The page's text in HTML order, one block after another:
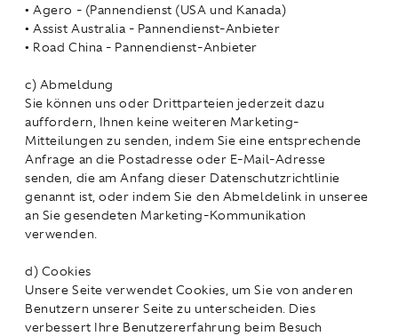
• Agero - (Pannendienst (USA und Kanada)
• Assist Australia - Pannendienst-Anbieter
• Road China - Pannendienst-Anbieter
c) Abmeldung
Sie können uns oder Drittparteien jederzeit dazu
auffordern, Ihnen keine weiteren Marketing-
Mitteilungen zu senden, indem Sie eine entsprechende
Anfrage an die Postadresse oder E-Mail-Adresse
senden, die am Anfang dieser Datenschutzrichtlinie
genannt ist, oder indem Sie den Abmeldelink in unseree
an Sie gesendeten Marketing-Kommunikation
verwenden.
d) Cookies
Unsere Seite verwendet Cookies, um Sie von anderen
Benutzern unserer Seite zu unterscheiden. Dies
verbessert Ihre Benutzererfahrung beim Besuch